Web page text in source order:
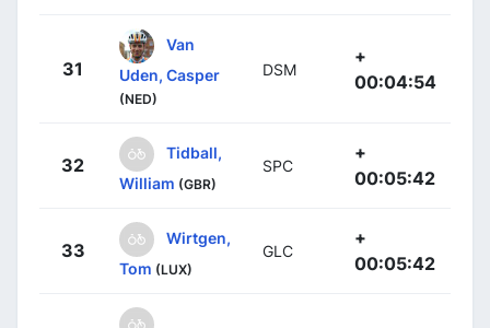
31
Van
Uden, Casper
(NED)
DSM
+
00:04:54
32
Tidball,
William (GBR)
SPC
+
00:05:42
33
Wirtgen,
Tom (LUX)
GLC
+
00:05:42